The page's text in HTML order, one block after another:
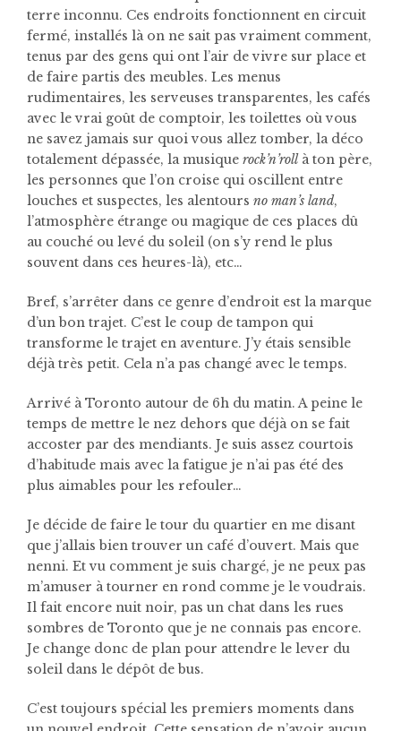
terre inconnu. Ces endroits fonctionnent en circuit
fermé, installés là on ne sait pas vraiment comment,
tenus par des gens qui ont l’air de vivre sur place et
de faire partis des meubles. Les menus
rudimentaires, les serveuses transparentes, les cafés
avec le vrai goût de comptoir, les toilettes où vous
ne savez jamais sur quoi vous allez tomber, la déco
totalement dépassée, la musique rock’n’rollà ton père,
les personnes que l’on croise qui oscillent entre
louches et suspectes, les alentours no man’s land,
l’atmosphère étrange ou magique de ces places dû
au couché ou levé du soleil (on s’y rend le plus
souvent dans ces heures-là), etc…
Bref, s’arrêter dans ce genre d’endroit est la marque
d’un bon trajet. C’est le coup de tampon qui
transforme le trajet en aventure. J’y étais sensible
déjà très petit. Cela n’a pas changé avec le temps.
Arrivé à Toronto autour de 6h du matin. A peine le
temps de mettre le nez dehors que déjà on se fait
accoster par des mendiants. Je suis assez courtois
d’habitude mais avec la fatigue je n’ai pas été des
plus aimables pour les refouler…
Je décide de faire le tour du quartier en me disant
que j’allais bien trouver un café d’ouvert. Mais que
nenni. Et vu comment je suis chargé, je ne peux pas
m’amuser à tourner en rond comme je le voudrais.
Il fait encore nuit noir, pas un chat dans les rues
sombres de Toronto que je ne connais pas encore.
Je change donc de plan pour attendre le lever du
soleil dans le dépôt de bus.
C’est toujours spécial les premiers moments dans